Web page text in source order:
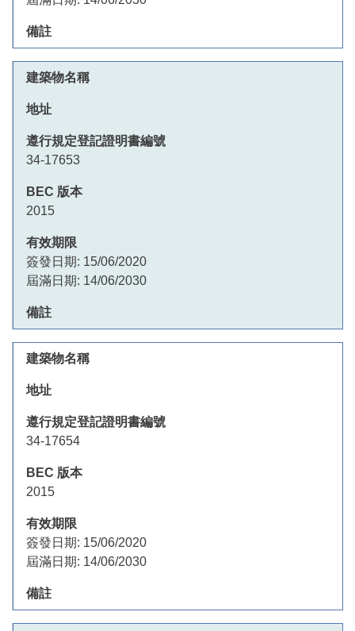
34-17653
2015
簽發日期: 15/06/2020
屆滿日期: 14/06/2030
34-17654
2015
簽發日期: 15/06/2020
屆滿日期: 14/06/2030